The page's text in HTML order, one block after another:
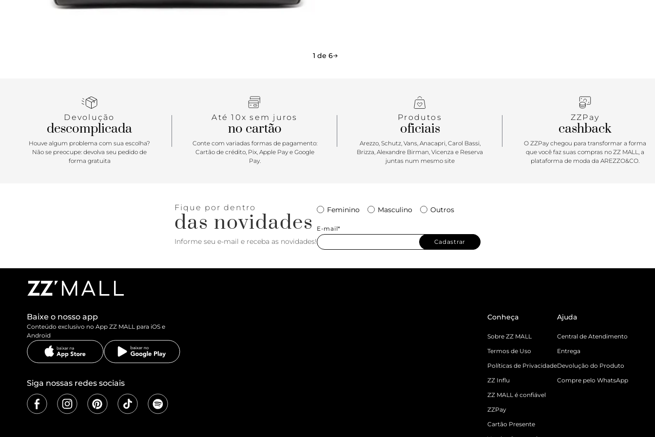
1 de 6
Devolução
descomplicada
Houve algum problema com sua escolha?
Não se preocupe: devolva seu pedido de
forma gratuita
Até 10x sem juros
no cartão
Conte com variadas formas de pagamento:
Cartão de crédito, Pix, Apple Pay e Google
Pay.
Produtos
oficiais
Arezzo, Schutz, Vans, Anacapri, Carol Bassi,
Brizza, Alexandre Birman, Vicenza e Reserva
juntas num mesmo site
ZZPay
cashback
O ZZPay chegou para transformar a forma
que você faz suas compras no ZZ MALL, a
plataforma de moda da AREZZO&CO.
Fique por dentro
das novidades
Informe seu e-mail e receba as novidades!
Feminino Masculino Outros
E-mail*
Cadastrar
Baixe o nosso app
Conteúdo exclusivo no App ZZ MALL para iOS e
Android
Siga nossas redes sociais
Conheça
Sobre ZZ MALL
Termos de Uso
Políticas de Privacidade
ZZ Influ
ZZ MALL é confiável
ZZPay
Cartão Presente
Ajuda
Central de Atendimento
Entrega
Devolução do Produto
Compre pelo WhatsApp